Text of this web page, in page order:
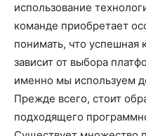
использование
команде приобретает
понимать, что успешная
зависит от выбора
именно мы используем
Прежде всего, стоит
подходящего